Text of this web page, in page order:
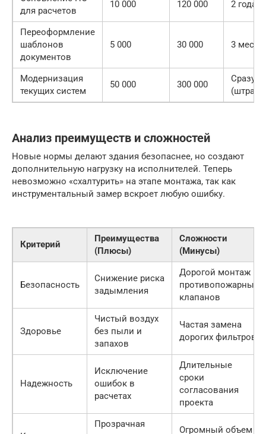
для расчетов
10 000 120 000 2 года
Переоформление
шаблонов
документов
5 000 30 000 3
Модернизация
текущих систем
50 000 300 000
Сразу
Анализ преимуществ и сложностей
Новые нормы делают здания безопаснее, но создают
дополнительную нагрузку на исполнителей. Теперь
невозможно «схалтурить» на этапе монтажа, так как
инструментальный замер вскроет любую ошибку.
Критерий
Преимущества
(Плюсы)
Сложности
(Минусы)
Безопасность
Снижение риска
задымления
Дорогой монтаж
противопожарных
клапанов
Здоровье
Чистый воздух
без пыли и
запахов
Частая замена
дорогих фильтров
Надежность
Исключение
ошибок в
расчетах
Длительные
сроки
согласования
проекта
Прозрачная
Огромный объем